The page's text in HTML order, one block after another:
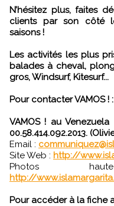
N’hésitez plus, faites
clients par son côté
saisons !
Les activités les plus
balades à cheval,
gros, Windsurf, Kitesurf...
Pour contacter VAMOS ! :
VAMOS ! au Venezuela
00.58.414.092.2013.
Email :
Site Web : http://
Photos
http://
Pour accéder à la fiche